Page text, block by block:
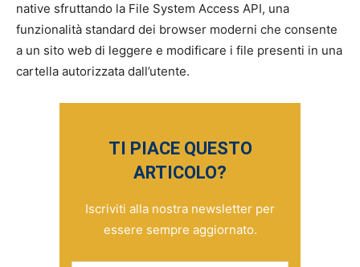
native sfruttando la File System Access API, una
funzionalità standard dei browser moderni che consente
a un sito web di leggere e modificare i file presenti in una
cartella autorizzata dall’utente.
TI PIACE QUESTO
ARTICOLO?
Iscriviti alla nostra newsletter per
essere sempre aggiornato.